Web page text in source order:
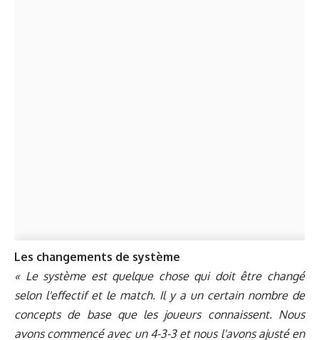
Les changements de système
« Le système est quelque chose qui doit être changé
selon l'effectif et le match. Il y a un certain nombre de
concepts de base que les joueurs connaissent. Nous
avons commencé avec un 4-3-3 et nous l'avons ajusté en